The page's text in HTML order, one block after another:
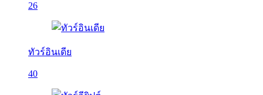
26
ทัวร์อินเดีย
40